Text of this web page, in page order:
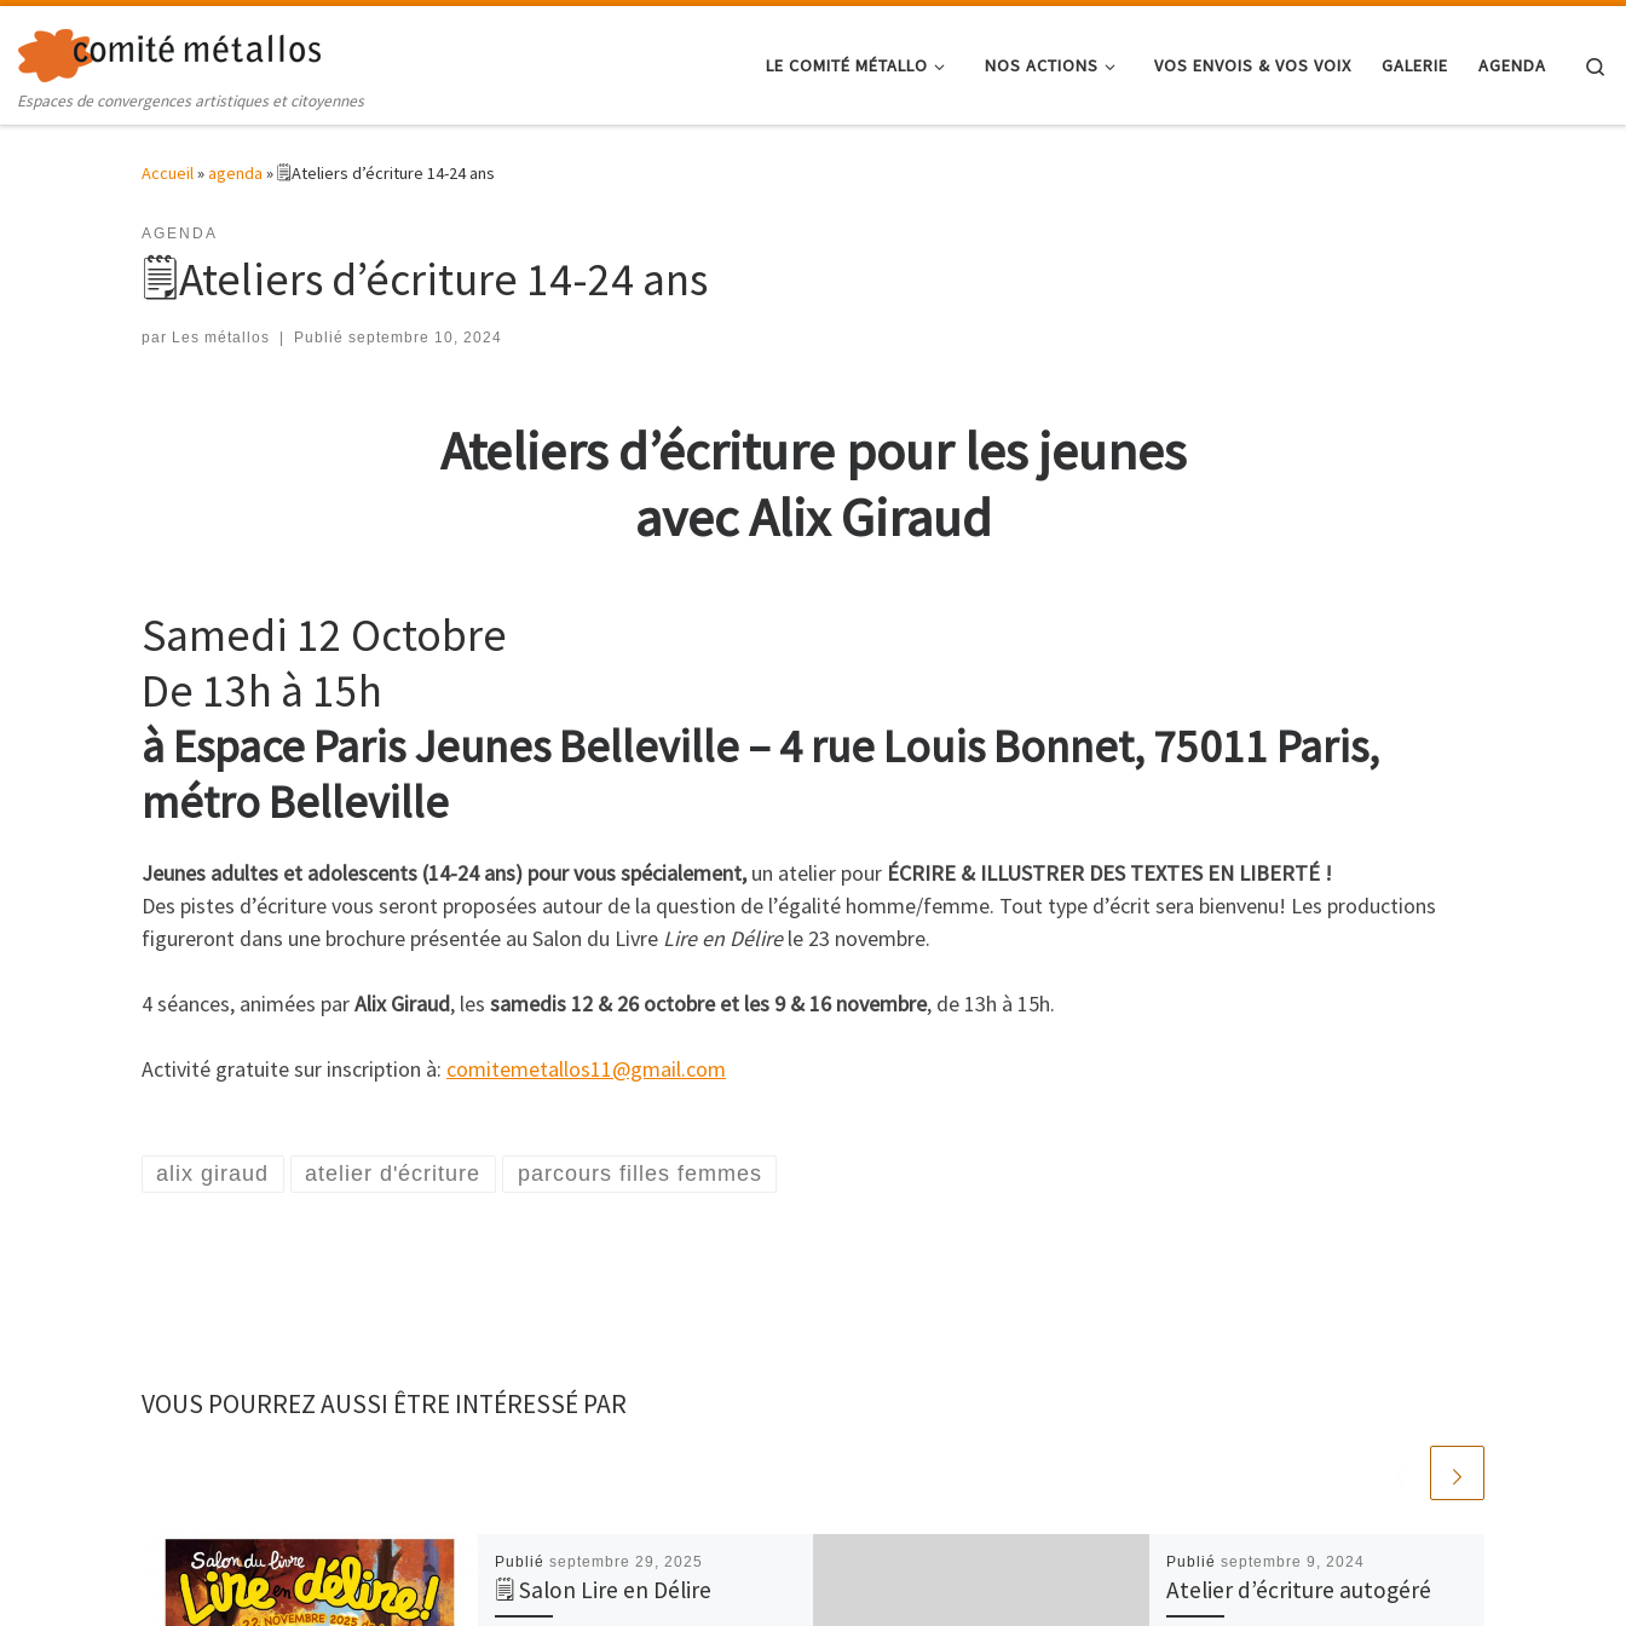
Skip to content
Espaces de convergences artistiques et citoyennes
LE COMITÉ MÉTALLO NOS ACTIONS VOS ENVOIS & VOS VOIX GALERIE AGENDA
Accueil»agenda »🗒Ateliers d’écriture 14-24 ans
AGENDA
🗒Ateliers d’écriture 14-24 ans
par Les métallos Publié septembre 10, 2024
Ateliers d’écriture pour les jeunes
avec Alix Giraud
Samedi 12 Octobre
De 13h à 15h
à Espace Paris Jeunes Belleville – 4 rue Louis Bonnet, 75011 Paris,
métro Belleville
Jeunes adultes et adolescents (14-24 ans) pour vous spécialement,un atelier pour ÉCRIRE & ILLUSTRER DES TEXTES EN LIBERTÉ !
Des pistes d’écriture vous seront proposées autour de la question de l’égalité homme/femme. Tout type d’écrit sera bienvenu! Les productions
figureront dans une brochure présentée au Salon du Livre Lire en Délirele 23 novembre.
4 séances, animées parAlix Giraud, les samedis 12 & 26 octobre et les 9 & 16 novembre, de 13h à 15h.
Activité gratuite sur inscription à: comitemetallos11@gmail.com
alix giraud atelier d'écriture parcours filles femmes
VOUS POURREZ AUSSI ÊTRE INTÉRESSÉ PAR
Publié septembre 29, 2025
🗒 Salon Lire en Délire
Publié septembre 9, 2024
Atelier d’écriture autogéré